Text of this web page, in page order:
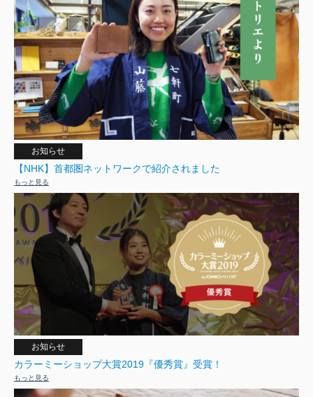
お知らせ
【NHK】首都圏ネットワークで紹介されました
もっと見る
お知らせ
カラーミーショップ大賞2019『優秀賞』受賞！
もっと見る